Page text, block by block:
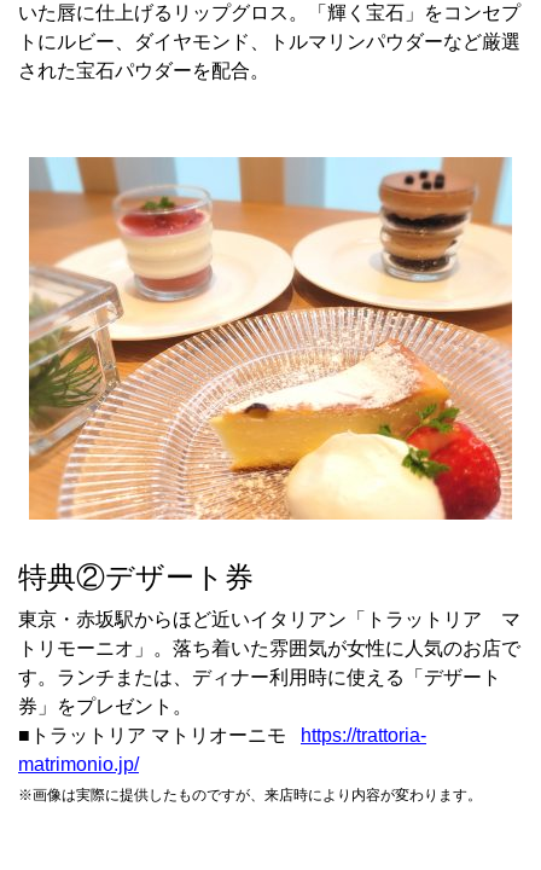
いた唇に仕上げるリップグロス。「輝く宝石」をコンセプ
トにルビー、ダイヤモンド、トルマリンパウダーなど厳選
された宝石パウダーを配合。
特典②デザート券
東京・赤坂駅からほど近いイタリアン「トラットリア マ
トリモーニオ」。落ち着いた雰囲気が女性に人気のお店で
す。ランチまたは、ディナー利用時に使える「デザート
券」をプレゼント。
■トラットリア マトリオーニモ
https://trattoria-
matrimonio.jp/
※画像は実際に提供したものですが、来店時により内容が変わります。